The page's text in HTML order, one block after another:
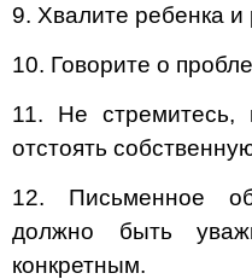
9. Хвалите ребенка и
10. Говорите о
11. Не
отстоять
12. Письменное
должно быть
конкретным.